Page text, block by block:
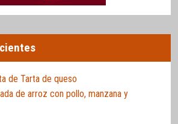
de Tarta de queso
de arroz con pollo, manzana y